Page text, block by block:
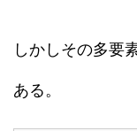
しかしその多要
ある。